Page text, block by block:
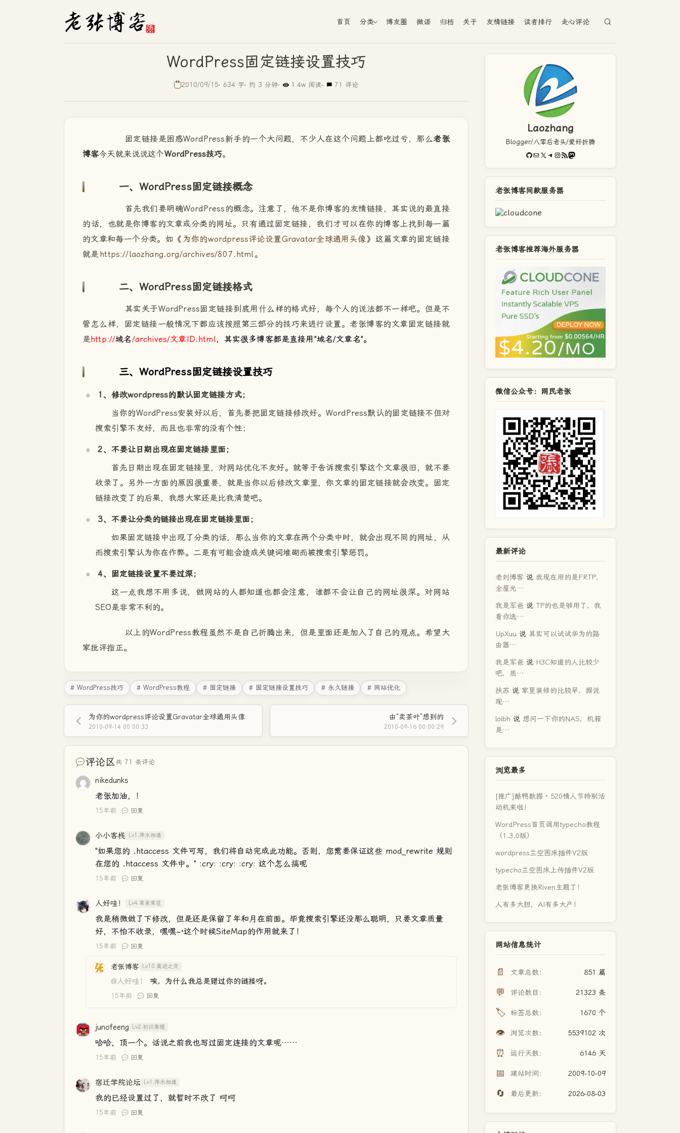
首页 分类 博友圈 微语 归档 关于 友情链接 读者排行 走心评论
WordPress固定链接设置技巧
2010/09/15 634 字 约 3 分钟 1.4w 阅读 71 评论
固定链接是困惑WordPress新手的一个大问题，不少人在这个问题上都吃过亏，那么老张
博客今天就来说说这个WordPress技巧。
一、WordPress固定链接概念
首先我们要明确WordPress的概念。注意了，他不是你博客的友情链接，其实说的最直接
的话，也就是你博客的文章或分类的网址。只有通过固定链接，我们才可以在你的博客上找到每一篇
的文章和每一个分类。如《 为你的wordpress评论设置Gravatar全球通用头像》这篇文章的固定链接
就是https://laozhang.org/archives/807.html。
二、WordPress固定链接格式
其实关于WordPress固定链接到底用什么样的格式好，每个人的说法都不一样吧。但是不
管怎么样，固定链接一般情况下都应该按照第三部分的技巧来进行设置。老张博客的文章固定链接就
是http://域名/archives/文章ID.html，其实很多博客都是直接用"域名/文章名"。
三、WordPress固定链接设置技巧
1、修改wordpress的默认固定链接方式；
当你的WordPress安装好以后，首先要把固定链接修改好。WordPress默认的固定链接不但对
搜索引擎不友好，而且也非常的没有个性；
2、不要让日期出现在固定链接里面；
首先日期出现在固定链接里，对网站优化不友好。就等于告诉搜索引擎这个文章很旧，就不要
收录了。另外一方面的原因很重要，就是当你以后修改文章里，你文章的固定链接就会改变。固定
链接改变了的后果，我想大家还是比我清楚吧。
3、不要让分类的链接出现在固定链接里面；
如果固定链接中出现了分类的话，那么当你的文章在两个分类中时，就会出现不同的网址，从
而搜索引擎认为你在作弊。二是有可能会造成关键词堆砌而被搜索引擎惩罚。
4、固定链接设置不要过深；
这一点我想不用多说，做网站的人都知道也都会注意，谁都不会让自己的网址很深。对网站
SEO是非常不利的。
以上的WordPress教程虽然不是自己折腾出来，但是里面还是加入了自己的观点。希望大
家批评指正。
# WordPress技巧 # WordPress教程 # 固定链接 # 固定链接设置技巧 # 永久链接 # 网站优化
为你的wordpress评论设置Gravatar全球通用头像
2010-09-14 00:00:33
由“卖茶叶”想到的
2010-09-16 00:00:29
评论区共 71 条评论
nikedunks
老张加油，！
15年前 回复
小小客栈 Lv1.萍水相逢
"如果您的 .htaccess 文件可写，我们将自动完成此功能。否则，您需要保证这些 mod_rewrite 规则
在您的 .htaccess 文件中。" :cry: :cry: :cry: 这个怎么搞呢
15年前 回复
人好哇！ Lv4.常来常往
我是稍微做了下修改，但是还是保留了年和月在前面。毕竟搜索引擎还没那么聪明，只要文章质量
好，不怕不收录，嘿嘿~·这个时候SiteMap的作用就来了！
15年前 回复
老张博客 Lv10.莫逆之交
@人好哇！ 唉，为什么我总是错过你的链接呀。
15年前 回复
junofeeng Lv2.初识寒暄
哈哈、顶一个。话说之前我也写过固定连接的文章呢……
15年前 回复
宿迁学院论坛 Lv1.萍水相逢
我的已经设置过了，就暂时不改了 呵呵
15年前 回复
Laozhang
Blogger/八零后老头/爱好折腾
GitHub
电子邮件X Telegram
Instagram
RSS FeedMastodon
老张博客同款服务器
老张博客推荐海外服务器
微信公众号：网民老张
最新评论
老刘博客 说 我现在用的是FRTP，
全屋光…
我是军爸 说 TP的也是够用了，我
看你选…
UpXuu 说 其实可以试试华为的路
由器…
我是军爸 说 H3C知道的人比较少
吧，质…
扶苏 说 家里装修的比较早，据说
现…
loibh 说 想问一下你的NAS，机箱
是…
浏览最多
[推广]酷鸭数据 · 520情人节特别活
动机来啦！
WordPress首页调用typecho教程
（1.3.0版）
wordpress兰空图床插件V2版
typecho兰空图床上传插件V2版
老张博客更换Riven主题了！
人有多大胆，AI有多大产！
网站信息统计
📄 文章总数： 851 篇
💬 评论数目： 21323 条
🏷️ 标签总数： 1670 个
👁️ 浏览次数： 5539102 次
⏰ 运行天数： 6146 天
📅 建站时间： 2009-10-09
🔄 最后更新： 2026-08-03